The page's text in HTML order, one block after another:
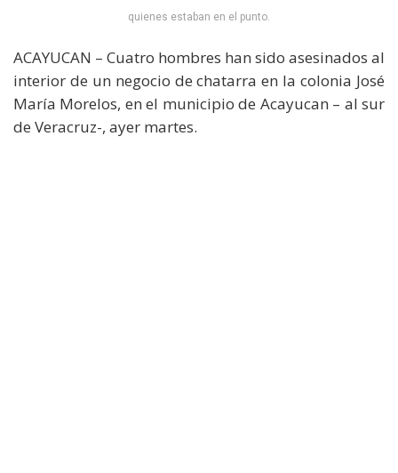
quienes estaban en el punto.
ACAYUCAN – Cuatro hombres han sido asesinados al
interior de un negocio de chatarra en la colonia José
María Morelos, en el municipio de Acayucan – al sur
de Veracruz-, ayer martes.